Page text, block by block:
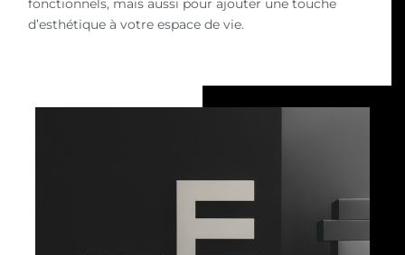
fonctionnels, mais aussi pour ajouter une touche
d’esthétique à votre espace de vie.